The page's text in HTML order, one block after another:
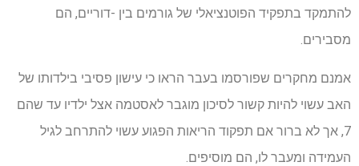
להתמקד בתפקיד הפוטנציאלי של גורמים בין -דוריים, הם
מסבירים.
אמנם מחקרים שפורסמו בעבר הראו כי עישון פסיבי בילדותו של
האב עשוי להיות קשור לסיכון מוגבר לאסטמה אצל ילדיו עד שהם
7, אך לא ברור אם תפקוד הריאות הפגוע עשוי להתרחב לגיל
העמידה ומעבר לו, הם מוסיפים.